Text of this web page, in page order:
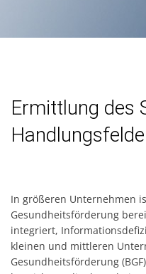
Ermittlung des
In größeren Unternehmen
Gesundheitsförderung
integriert,
kleinen und mittleren
Gesundheitsförderung